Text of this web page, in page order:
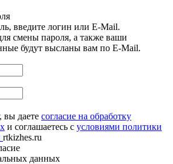
введите логин или E-Mail.
смены пароля, а также ваши
будут высланы вам по E-Mail.
вы даете согласие на обработку
и соглашаетесь с условиями политики
rtkizhes.ru
данных